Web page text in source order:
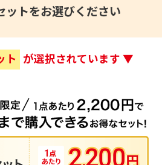
ットをお選びください
ト が選択されています ▼